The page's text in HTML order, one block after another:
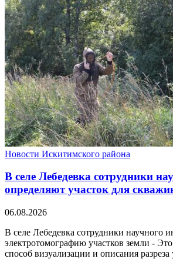
Новости Искитимского района
В селе Лебедевка сотрудники
определяют участок для
06.08.2026
В селе Лебедевка сотрудники научного
электротомографию участков земли -
способ визуализации и описания разреза